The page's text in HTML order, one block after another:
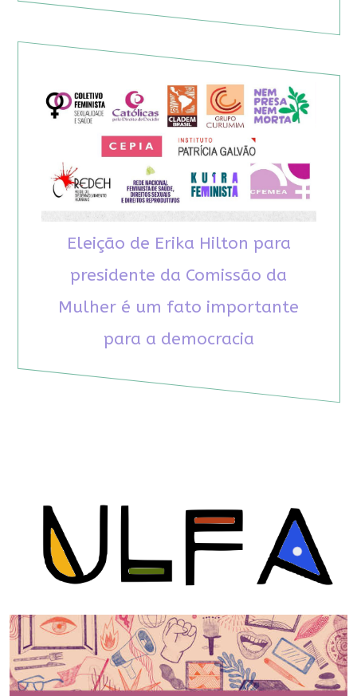
Eleição de Erika Hilton para
presidente da Comissão da
Mulher é um fato importante
para a democracia